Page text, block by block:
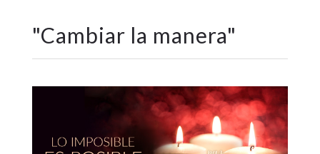
"Cambiar la manera"